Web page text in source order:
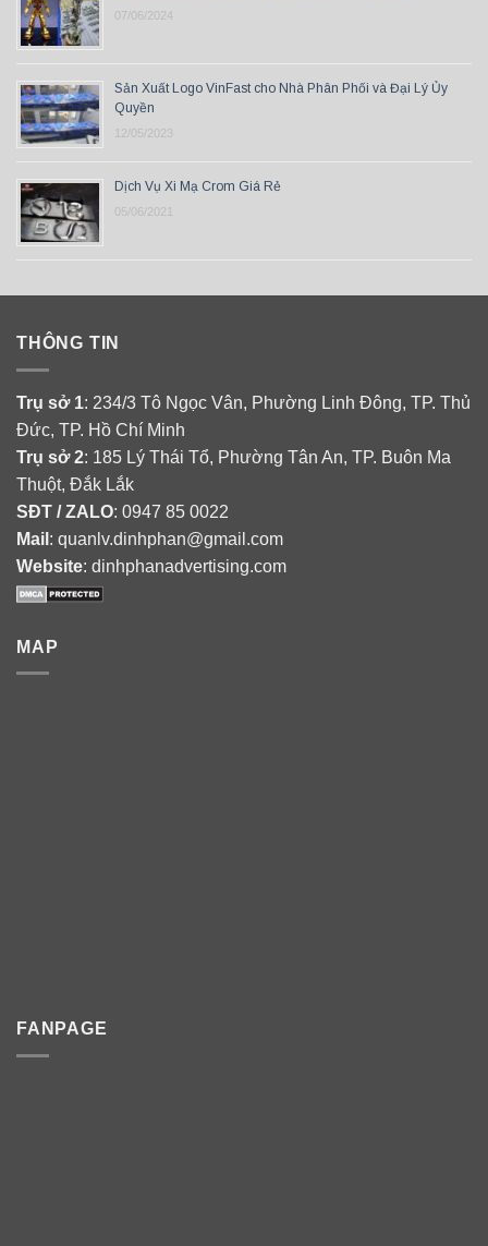
07/06/2024
Sản Xuất Logo VinFast cho Nhà Phân Phối và Đại Lý Ủy
Quyền
12/05/2023
Dịch Vụ Xi Mạ Crom Giá Rẻ
05/06/2021
THÔNG TIN
Trụ sở 1: 234/3 Tô Ngọc Vân, Phường Linh Đông, TP. Thủ
Đức, TP. Hồ Chí Minh
Trụ sở 2: 185 Lý Thái Tổ, Phường Tân An, TP. Buôn Ma
Thuột, Đắk Lắk
SĐT / ZALO: 0947 85 0022
Mail : quanlv.dinhphan@gmail.com
Website: dinhphanadvertising.com
MAP
FANPAGE